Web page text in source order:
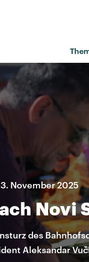
November 2025
Novi
des
Aleksandar